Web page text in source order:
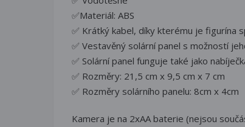
✅Materiál: ABS
✅ Krátký kabel, díky kterému je figurína
✅ Vestavěný solární panel s možností
✅ Solární panel funguje také jako
✅ Rozměry: 21,5 cm x 9,5 cm x 7 cm
✅ Rozměry solárního panelu: 8cm x 4cm
Kamera je na 2xAA baterie (nejsou